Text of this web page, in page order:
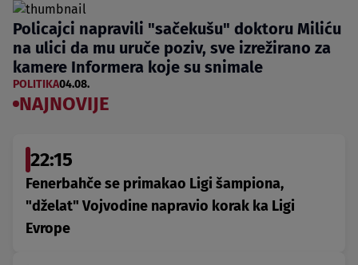
Policajci napravili "sačekušu" doktoru Miliću
na ulici da mu uruče poziv, sve izrežirano za
kamere Informera koje su snimale
POLITIKA04.08.
NAJNOVIJE
22:15
Fenerbahče se primakao Ligi šampiona,
"dželat" Vojvodine napravio korak ka Ligi
Evrope